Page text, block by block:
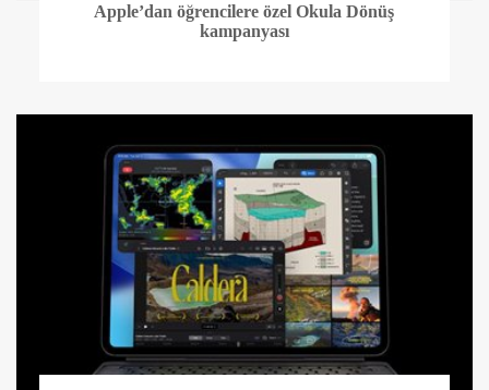
Apple’dan öğrencilere özel Okula Dönüş
kampanyası